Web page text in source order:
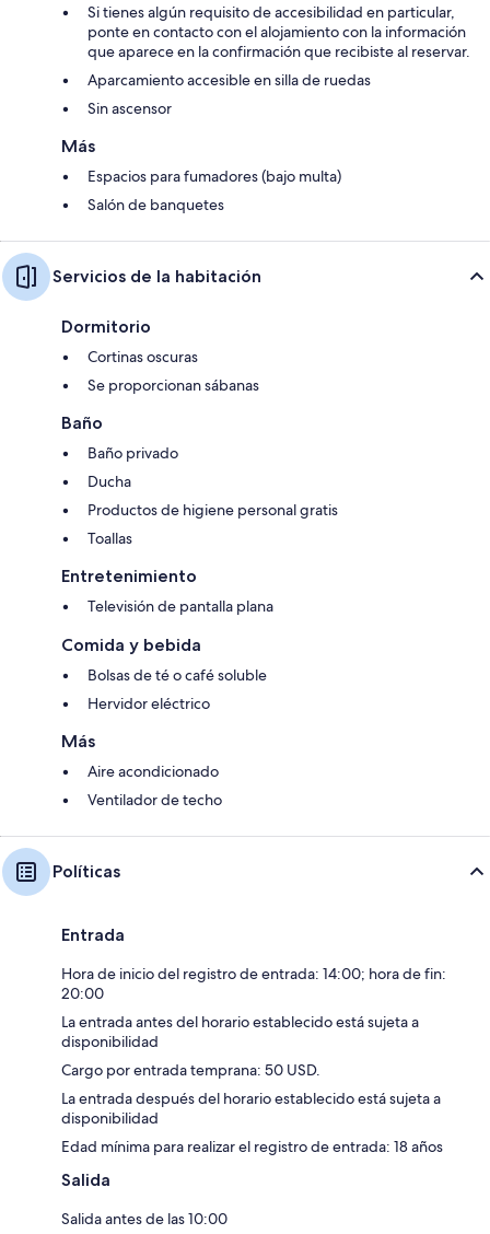
Si tienes algún requisito de accesibilidad en particular,
ponte en contacto con el alojamiento con la información
que aparece en la confirmación que recibiste al reservar.
Aparcamiento accesible en silla de ruedas
Sin ascensor
Más
Espacios para fumadores (bajo multa)
Salón de banquetes
Servicios de la habitación
Dormitorio
Cortinas oscuras
Se proporcionan sábanas
Baño
Baño privado
Ducha
Productos de higiene personal gratis
Toallas
Entretenimiento
Televisión de pantalla plana
Comida y bebida
Bolsas de té o café soluble
Hervidor eléctrico
Más
Aire acondicionado
Ventilador de techo
Políticas
Entrada
Hora de inicio del registro de entrada: 14:00; hora de fin:
20:00
La entrada antes del horario establecido está sujeta a
disponibilidad
Cargo por entrada temprana: 50 USD.
La entrada después del horario establecido está sujeta a
disponibilidad
Edad mínima para realizar el registro de entrada: 18 años
Salida
Salida antes de las 10:00